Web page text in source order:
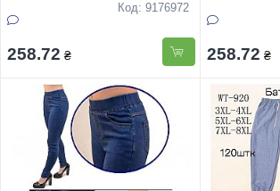
Код: 9176972
258.72 ₴ 258.72 ₴